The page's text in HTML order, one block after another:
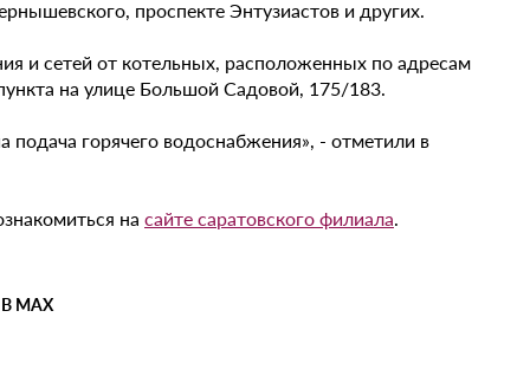
проспекте Энтузиастов и других.
и сетей от котельных, расположенных по адресам
на улице Большой Садовой, 175/183.
горячего водоснабжения», - отметили в
на сайте саратовского филиала.
MAX